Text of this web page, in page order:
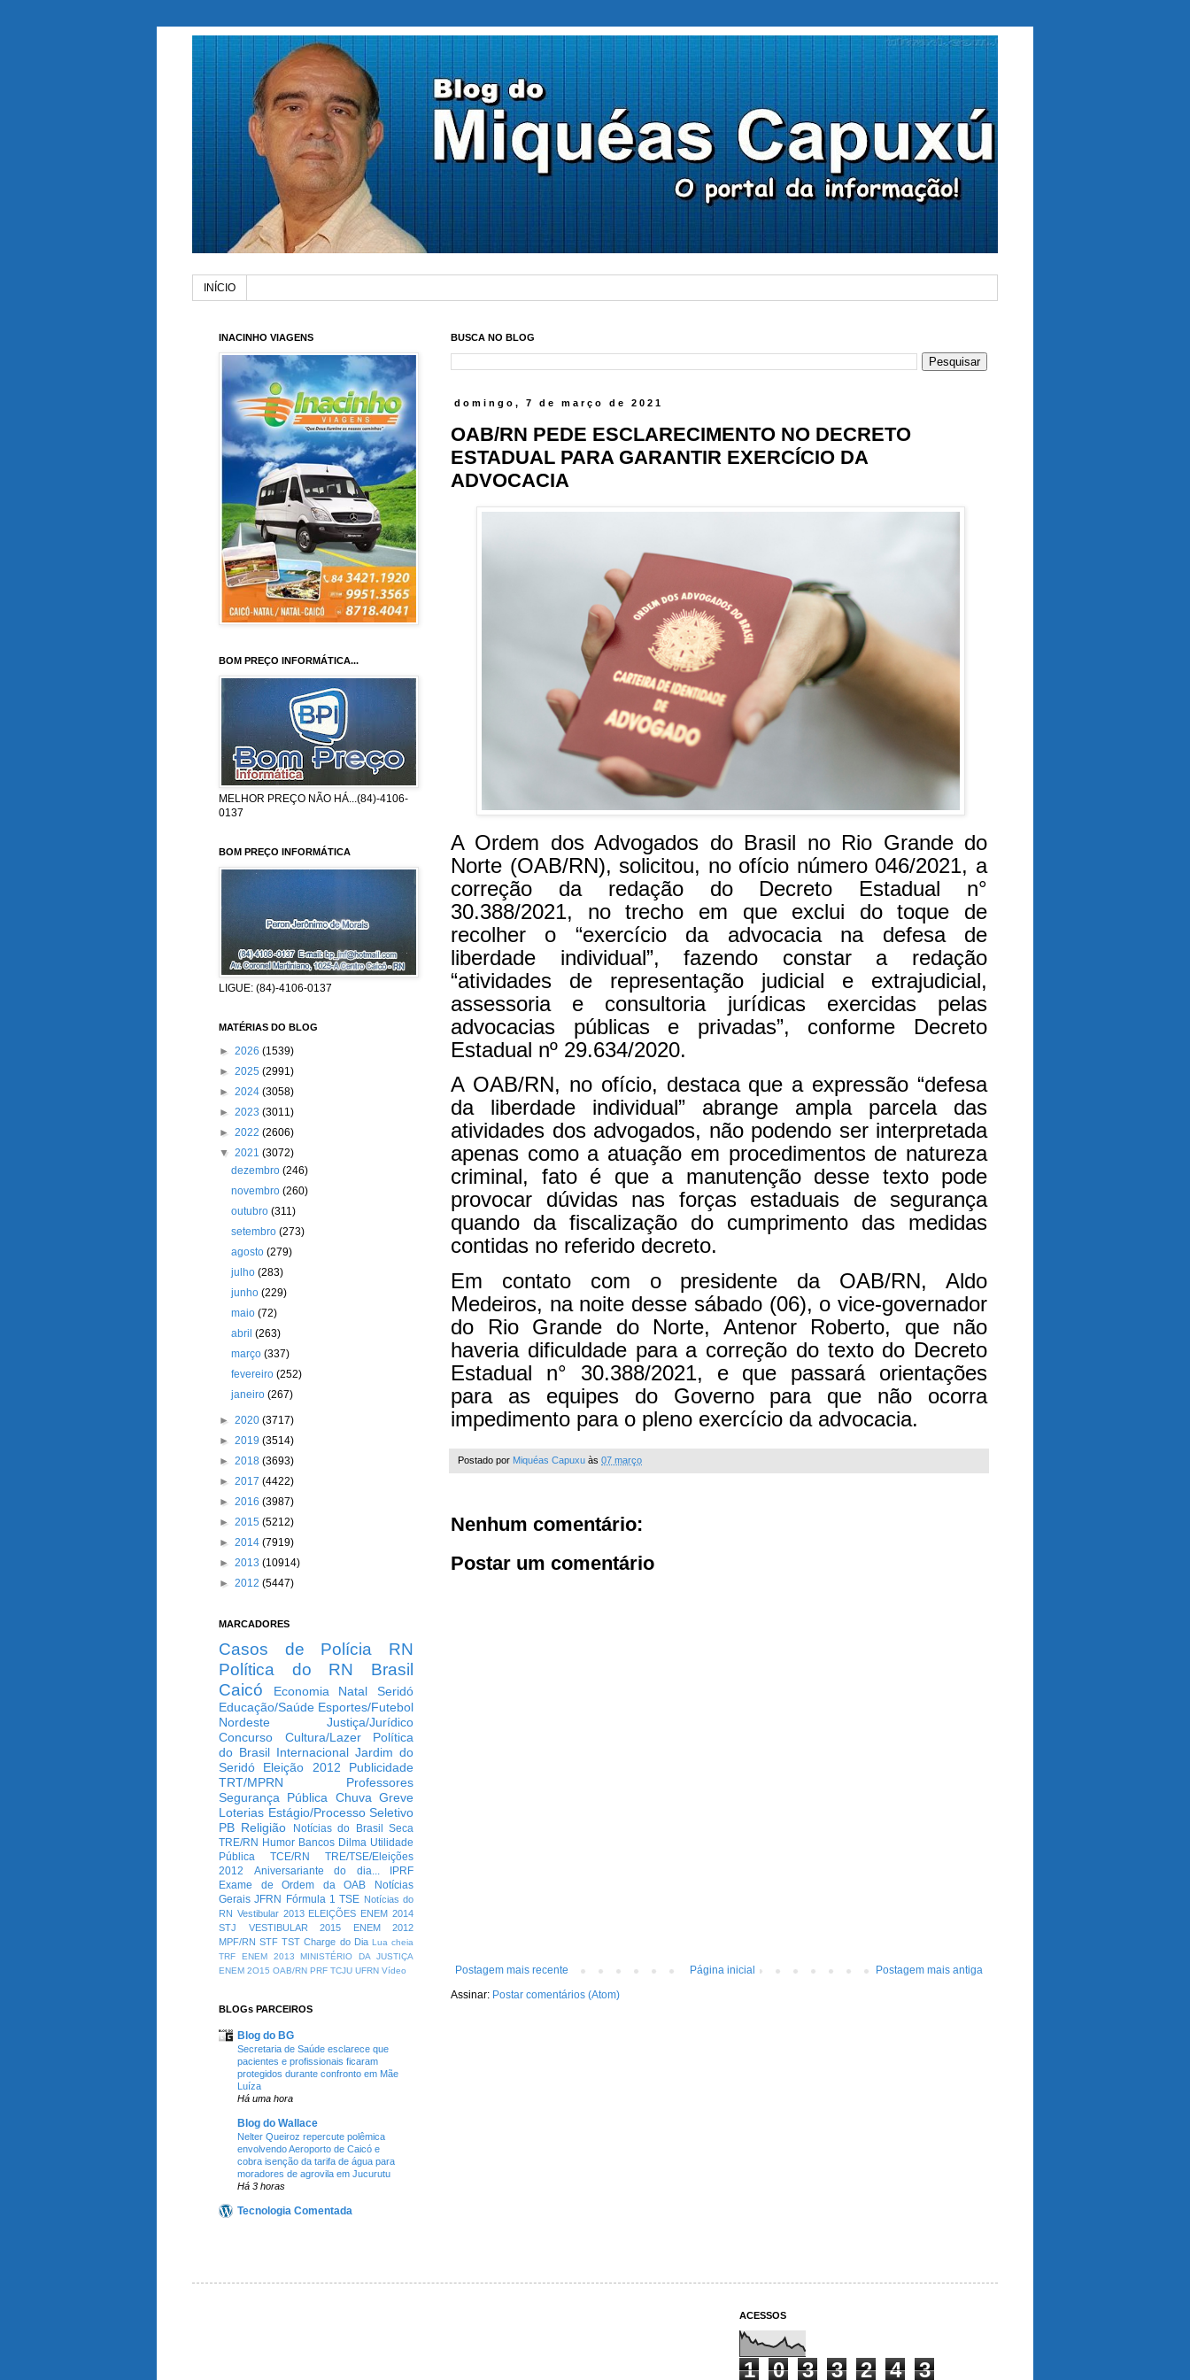
INÍCIO
BUSCA NO BLOG
domingo, 7 de março de 2021
OAB/RN PEDE ESCLARECIMENTO NO DECRETO
ESTADUAL PARA GARANTIR EXERCÍCIO DA
ADVOCACIA
A Ordem dos Advogados do Brasil no Rio Grande do
Norte (OAB/RN), solicitou, no ofício número 046/2021, a
correção da redação do Decreto Estadual n°
30.388/2021, no trecho em que exclui do toque de
recolher o “exercício da advocacia na defesa de
liberdade individual”, fazendo constar a redação
“atividades de representação judicial e extrajudicial,
assessoria e consultoria jurídicas exercidas pelas
advocacias públicas e privadas”, conforme Decreto
Estadual nº 29.634/2020.
A OAB/RN, no ofício, destaca que a expressão “defesa
da liberdade individual” abrange ampla parcela das
atividades dos advogados, não podendo ser interpretada
apenas como a atuação em procedimentos de natureza
criminal, fato é que a manutenção desse texto pode
provocar dúvidas nas forças estaduais de segurança
quando da fiscalização do cumprimento das medidas
contidas no referido decreto.
Em contato com o presidente da OAB/RN, Aldo
Medeiros, na noite desse sábado (06), o vice-governador
do Rio Grande do Norte, Antenor Roberto, que não
haveria dificuldade para a correção do texto do Decreto
Estadual n° 30.388/2021, e que passará orientações
para as equipes do Governo para que não ocorra
impedimento para o pleno exercício da advocacia.
Postado por Miquéas Capuxu às 07 março
Nenhum comentário:
Postar um comentário
Postagem mais recente Postagem mais antiga
Página inicial
Assinar: Postar comentários (Atom)
INACINHO VIAGENS
BOM PREÇO INFORMÁTICA...
MELHOR PREÇO NÃO HÁ...(84)-4106-
0137
BOM PREÇO INFORMÁTICA
LIGUE: (84)-4106-0137
MATÉRIAS DO BLOG
► 2026 (1539)
► 2025 (2991)
► 2024 (3058)
► 2023 (3011)
► 2022 (2606)
▼ 2021 (3072)
dezembro(246)
novembro(260)
outubro(311)
setembro(273)
agosto(279)
julho(283)
junho(229)
maio(72)
abril(263)
março(337)
fevereiro(252)
janeiro(267)
► 2020 (3717)
► 2019 (3514)
► 2018 (3693)
► 2017 (4422)
► 2016 (3987)
► 2015 (5212)
► 2014 (7919)
► 2013 (10914)
► 2012 (5447)
MARCADORES
Casos de Polícia
RN
Política do RN
Brasil
Caicó
Economia Natal
Seridó
Educação/Saúde Esportes/Futebol
Nordeste
Justiça/Jurídico
Concurso
Cultura/Lazer
Política
do Brasil Internacional Jardim do
Seridó
Eleição 2012
Publicidade
TRT/MPRN
Professores
Segurança Pública Chuva Greve
Loterias Estágio/Processo Seletivo
PB Religião Notícias do Brasil
Seca
TRE/RN Humor Bancos Dilma Utilidade
Pública
TCE/RN
TRE/TSE/Eleições
2012
Aniversariante do dia...
IPRF
Exame de Ordem da OAB
Notícias
Gerais JFRN Fórmula 1 TSE Notícias do
RN Vestibular 2013 ELEIÇÕES ENEM 2014
STJ
VESTIBULAR 2015
ENEM 2012
MPF/RN STF TST Charge do Dia Lua cheia
TRF
ENEM 2013
MINISTÉRIO DA JUSTIÇA
ENEM 2O15 OAB/RN PRF TCJU UFRN Vídeo
BLOGs PARCEIROS
Blog do BG
Secretaria de Saúde esclarece que
pacientes e profissionais ficaram
protegidos durante confronto em Mãe
Luíza
Há uma hora
Blog do Wallace
Nelter Queiroz repercute polêmica
envolvendo Aeroporto de Caicó e
cobra isenção da tarifa de água para
moradores de agrovila em Jucurutu
Há 3 horas
Tecnologia Comentada
ACESSOS
1 0 3 3 2 4 3